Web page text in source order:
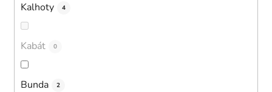
Kalhoty 4
Kabát 0
Bunda 2